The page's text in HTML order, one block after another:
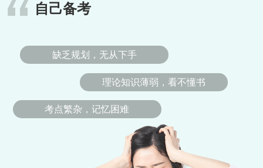
自己备考
缺乏规划，无从下手
理论知识薄弱，看不懂书
考点繁杂，记忆困难